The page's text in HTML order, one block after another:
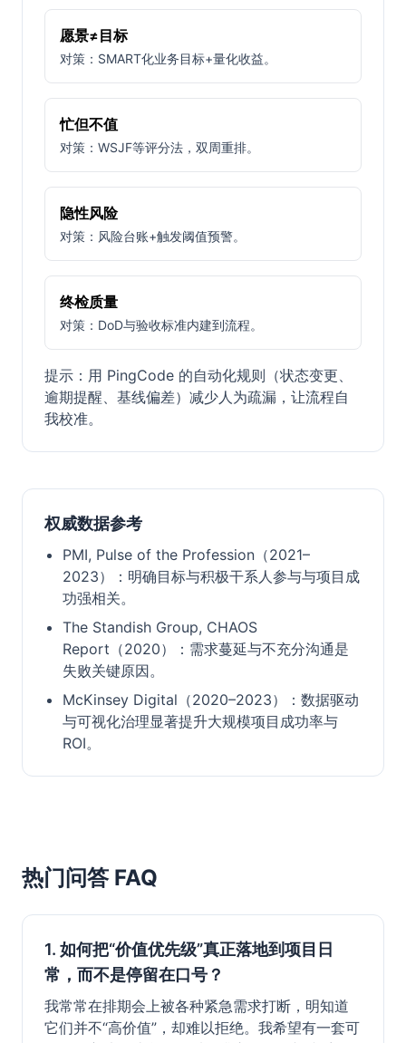
愿景≠目标
对策：SMART化业务目标+量化收益。
忙但不值
对策：WSJF等评分法，双周重排。
隐性风险
对策：风险台账+触发阈值预警。
终检质量
对策：DoD与验收标准内建到流程。
提示：用 PingCode 的自动化规则（状态变更、
逾期提醒、基线偏差）减少人为疏漏，让流程自
我校准。
权威数据参考
PMI, Pulse of the Profession（2021–
2023）：明确目标与积极干系人参与与项目成
功强相关。
The Standish Group, CHAOS
Report（2020）：需求蔓延与不充分沟通是
失败关键原因。
McKinsey Digital（2020–2023）：数据驱动
与可视化治理显著提升大规模项目成功率与
ROI。
热门问答 FAQ
1. 如何把“价值优先级”真正落地到项目日
常，而不是停留在口号？
我常常在排期会上被各种紧急需求打断，明知道
它们并不“高价值”，却难以拒绝。我希望有一套可